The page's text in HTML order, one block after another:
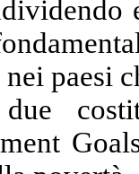
paesi